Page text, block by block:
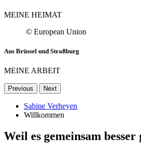
MEINE HEIMAT
© European Union
Aus Brüssel und Straßburg
MEINE ARBEIT
Previous Next
Sabine Verheyen
Willkommen
Weil es gemeinsam besser